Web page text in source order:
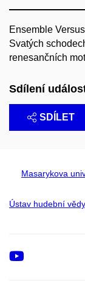
Ensemble
Svatých
renesančních
Sdílení
SDÍLET
Masarykova
Ústav hudební